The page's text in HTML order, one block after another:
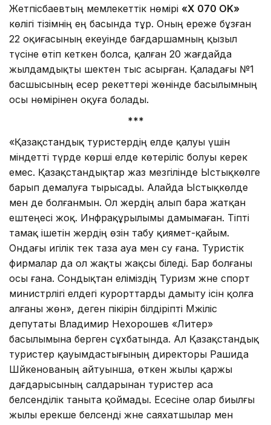
Жетпісбаевтың мемлекеттік нөмірі «X 070 OK»
көлігі тізімнің ең басында тұр. Оның ереже бұзған
22 оқиғасының екеуінде бағдаршамның қызыл
түсіне өтіп кеткен болса, қалған 20 жағдайда
жылдамдықты шектен тыс асырған. Қаладағы №1
басшысының есер әрекеттері жөнінде басылымның
осы нөмірінен оқуға болады.
***
«Қазақстандық туристердің елде қалуы үшін
міндетті түрде көрші елде көтеріліс болуы керек
емес. Қазақстандықтар жаз мезгілінде Ыстықкөлге
барып демалуға тырысады. Алайда Ыстықкөлде
мен де болғанмын. Ол жердің алып бара жатқан
ештеңесі жоқ. Инфрақұрылымы дамымаған. Тіпті
тамақ ішетін жердің өзін табу қиямет-қайым.
Ондағы игілік тек таза ауа мен су ғана. Туристік
фирмалар да ол жақты жақсы біледі. Бар болғаны
осы ғана. Сондықтан еліміздің Туризм және спорт
министрлігі елдегі курорттарды дамыту ісін қолға
алғаны жөн», деген пікірін білдіріпті Мәжіліс
депутаты Владимир Нехорошев «Литер»
басылымына берген сұхбатында. Ал Қазақстандық
туристер қауымдастығының директоры Рашида
Шәйкенованың айтуынша, өткен жылы қаржы
дағдарысының салдарынан туристер аса
белсенділік таныта қоймады. Есесіне олар биылғы
жылы ерекше белсенді және саяхатшылар мен